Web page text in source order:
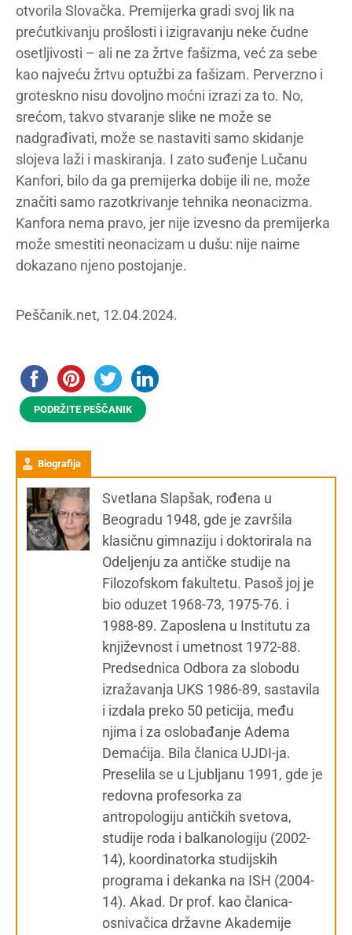
otvorila Slovačka. Premijerka gradi svoj lik na
prećutkivanju prošlosti i izigravanju neke čudne
osetljivosti – ali ne za žrtve fašizma, već za sebe
kao najveću žrtvu optužbi za fašizam. Perverzno i
groteskno nisu dovoljno moćni izrazi za to. No,
srećom, takvo stvaranje slike ne može se
nadgrađivati, može se nastaviti samo skidanje
slojeva laži i maskiranja. I zato suđenje Lučanu
Kanfori, bilo da ga premijerka dobije ili ne, može
značiti samo razotkrivanje tehnika neonacizma.
Kanfora nema pravo, jer nije izvesno da premijerka
može smestiti neonacizam u dušu: nije naime
dokazano njeno postojanje.
Peščanik.net, 12.04.2024.
PODRŽITE PEŠČANIK
Biografija
Svetlana Slapšak, rođena u
Beogradu 1948, gde je završila
klasičnu gimnaziju i doktorirala na
Odeljenju za antičke studije na
Filozofskom fakultetu. Pasoš joj je
bio oduzet 1968-73, 1975-76. i
1988-89. Zaposlena u Institutu za
književnost i umetnost 1972-88.
Predsednica Odbora za slobodu
izražavanja UKS 1986-89, sastavila
i izdala preko 50 peticija, među
njima i za oslobađanje Adema
Demaćija. Bila članica UJDI-ja.
Preselila se u Ljubljanu 1991, gde je
redovna profesorka za
antropologiju antičkih svetova,
studije roda i balkanologiju (2002-
14), koordinatorka studijskih
programa i dekanka na ISH (2004-
14). Akad. Dr prof. kao članica-
osnivačica državne Akademije